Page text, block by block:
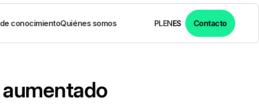
conocimientoQuiénes somos PLENES Contacto